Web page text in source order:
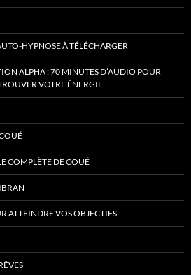
HYPNOSE À TÉLÉCHARGER
ALPHA : 70 MINUTES D’AUDIO POUR
VOTRE ÉNERGIE
COMPLÈTE DE COUÉ
ATTEINDRE VOS OBJECTIFS